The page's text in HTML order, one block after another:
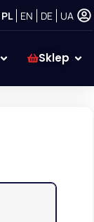
PL EN DE UA
Sklep